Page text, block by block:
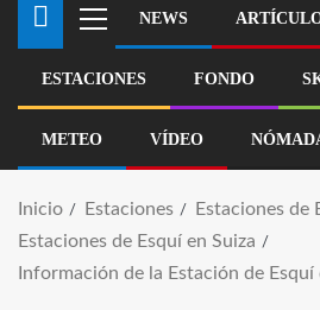
NEWS
ESTACIONES FONDO
METEO VÍDEO
Inicio Estaciones
Estaciones de
Estaciones de Esquí en Suiza
Información de la Estación de Esquí